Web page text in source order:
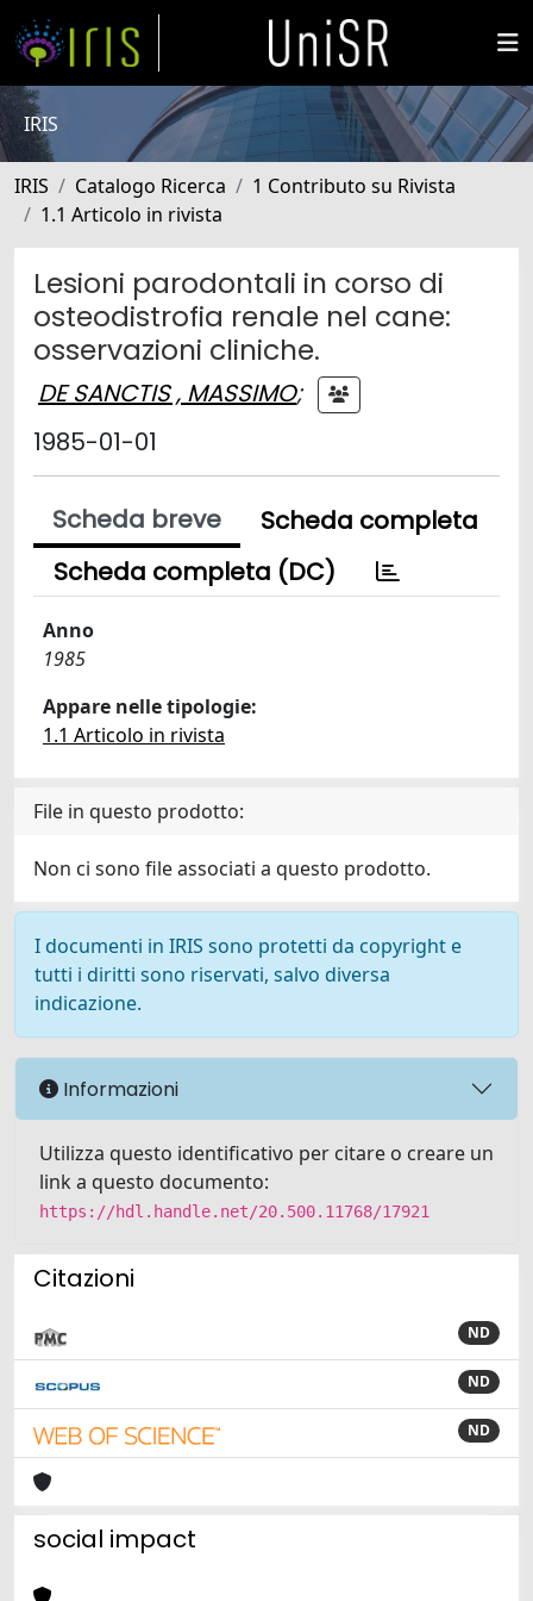
IRIS
IRIS Catalogo Ricerca
1 Contributo su Rivista
1.1 Articolo in rivista
Lesioni parodontali in corso di
osteodistrofia renale nel cane:
osservazioni cliniche.
DE SANCTIS , MASSIMO;
1985-01-01
Scheda breve
Scheda completa
Scheda completa (DC)
Anno
1985
Appare nelle tipologie:
1.1 Articolo in rivista
File in questo prodotto:
Non ci sono file associati a questo prodotto.
I documenti in IRIS sono protetti da copyright e
tutti i diritti sono riservati, salvo diversa
indicazione.
Informazioni
Utilizza questo identificativo per citare o creare un
link a questo documento:
https://hdl.handle.net/20.500.11768/17921
Citazioni
ND
ND
ND
social impact